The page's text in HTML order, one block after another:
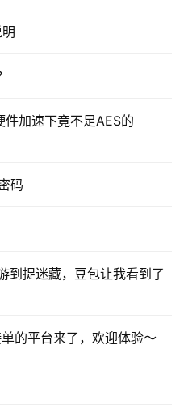
件加速下竟不足AES的
码
到捉迷藏，豆包让我看到了
的平台来了，欢迎体验～